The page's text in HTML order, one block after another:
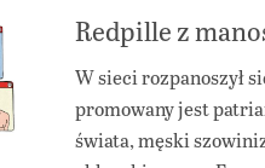
Redpille z
W sieci rozpanoszył
promowany jest
świata, męski